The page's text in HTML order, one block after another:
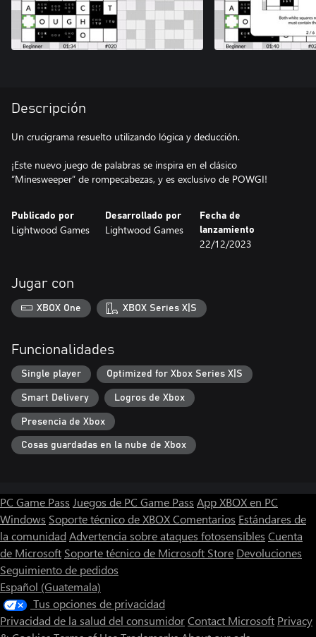
Descripción
Un crucigrama resuelto utilizando lógica y deducción.
¡Este nuevo juego de palabras se inspira en el clásico
Publicado por
Lightwood Games
Desarrollado por
Lightwood Games
Fecha de
lanzamiento
22/12/2023
Jugar con
XBOX One XBOX Series X|S
Funcionalidades
Single player Optimized for Xbox Series X|S
Smart Delivery Logros de Xbox
Presencia de Xbox
Cosas guardadas en la nube de Xbox
PC Game Pass Juegos de PC Game Pass App XBOX en PC
Windows Soporte técnico de XBOXComentarios Estándares de
la comunidad Advertencia sobre ataques fotosensibles Cuenta
de Microsoft Soporte técnico de Microsoft Store Devoluciones
Seguimiento de pedidos
Español (Guatemala)
Tus opciones de privacidad
Privacidad de la salud del consumidorContact Microsoft Privacy